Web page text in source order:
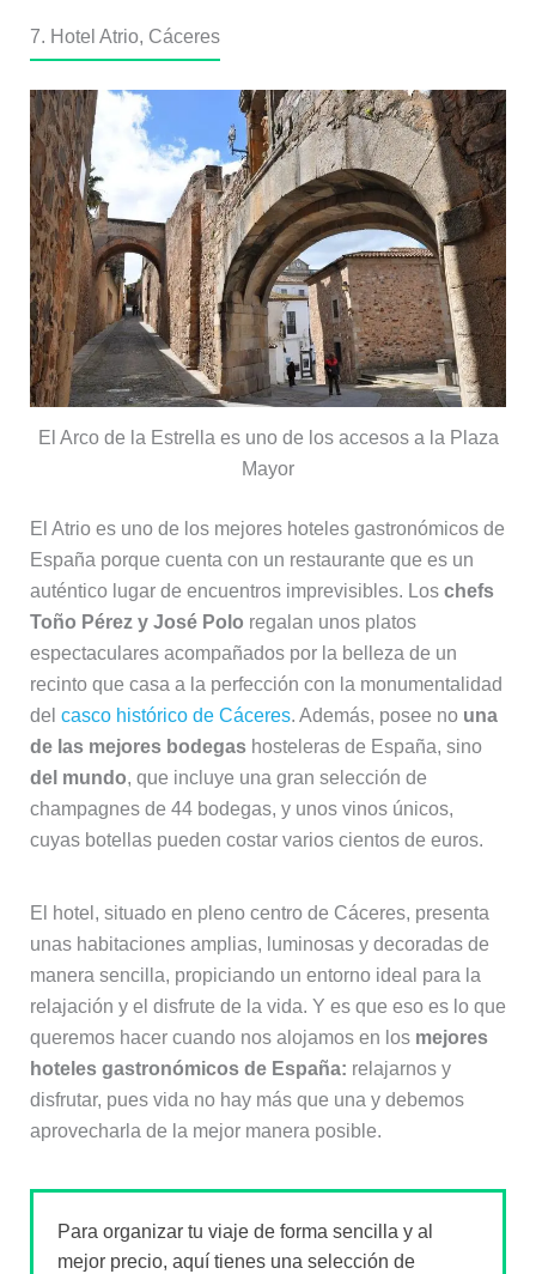
7. Hotel Atrio, Cáceres
El Arco de la Estrella es uno de los accesos a la Plaza
Mayor
El Atrio es uno de los mejores hoteles gastronómicos de
España porque cuenta con un restaurante que es un
auténtico lugar de encuentros imprevisibles. Los chefs
Toño Pérez y José Polo regalan unos platos
espectaculares acompañados por la belleza de un
recinto que casa a la perfección con la monumentalidad
del casco histórico de Cáceres. Además, posee no una
de las mejores bodegashosteleras de España, sino
del mundo, que incluye una gran selección de
champagnes de 44 bodegas, y unos vinos únicos,
cuyas botellas pueden costar varios cientos de euros.
El hotel, situado en pleno centro de Cáceres, presenta
unas habitaciones amplias, luminosas y decoradas de
manera sencilla, propiciando un entorno ideal para la
relajación y el disfrute de la vida. Y es que eso es lo que
queremos hacer cuando nos alojamos en losmejores
hoteles gastronómicos de España: relajarnos y
disfrutar, pues vida no hay más que una y debemos
aprovecharla de la mejor manera posible.
Para organizar tu viaje de forma sencilla y al
mejor precio, aquí tienes una selección de